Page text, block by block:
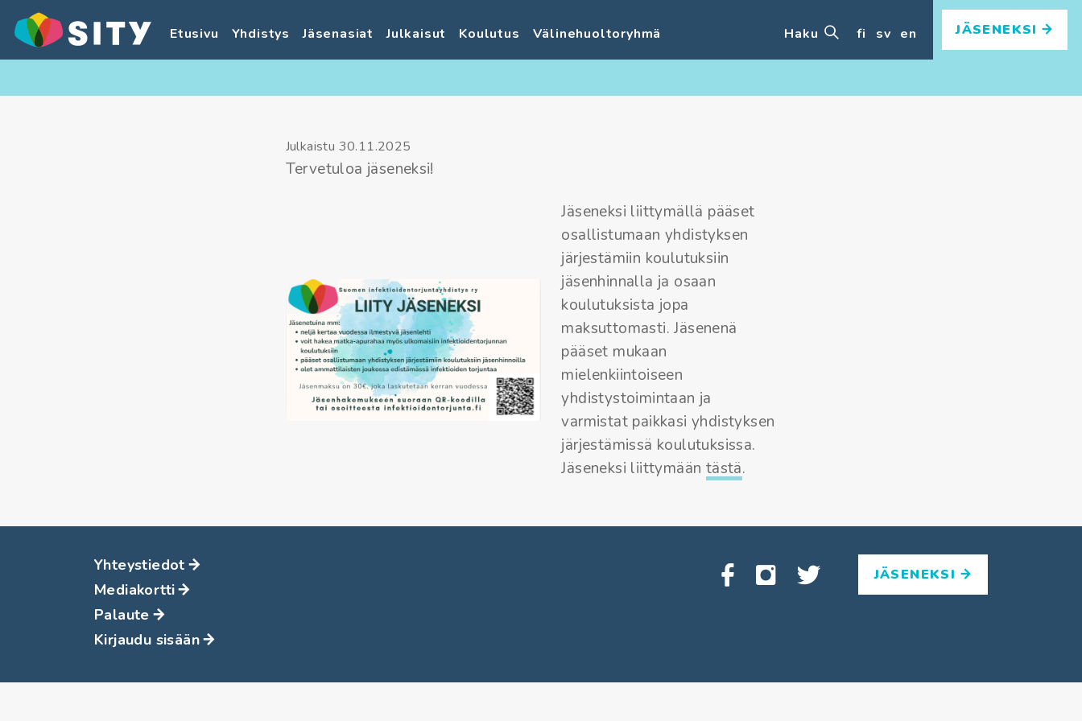
Etusivu Yhdistys Jäsenasiat Julkaisut Koulutus Välinehuoltoryhmä Haku fi sv en JÄSENEKSI
Julkaistu 30.11.2025
Tervetuloa jäseneksi!
Jäseneksi liittymällä pääset
osallistumaan yhdistyksen
järjestämiin koulutuksiin
jäsenhinnalla ja osaan
koulutuksista jopa
maksuttomasti. Jäsenenä
pääset mukaan
mielenkiintoiseen
yhdistystoimintaan ja
varmistat paikkasi yhdistyksen
järjestämissä koulutuksissa.
Jäseneksi liittymään tästä.
Yhteystiedot
Mediakortti
Palaute
Kirjaudu sisään
JÄSENEKSI